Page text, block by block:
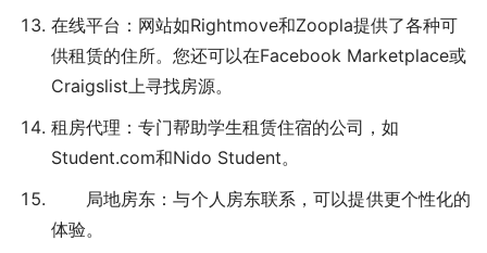
在线平台：网站如Rightmove和Zoopla提供了各种可
供租赁的住所。您还可以在Facebook Marketplace或
Craigslist上寻找房源。
租房代理：专门帮助学生租赁住宿的公司，如
Student.com和Nido Student。
局地房东：与个人房东联系，可以提供更个性化的
体验。